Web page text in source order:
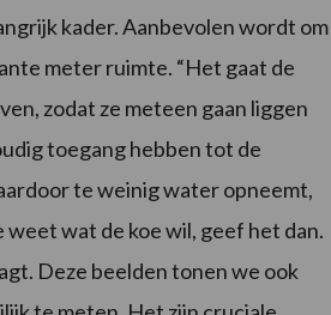
kader. Aanbevolen wordt om
meter ruimte. “Het gaat de
zodat ze meteen gaan liggen
toegang hebben tot de
te weinig water opneemt,
wat de koe wil, geef het dan.
Deze beelden tonen we ook